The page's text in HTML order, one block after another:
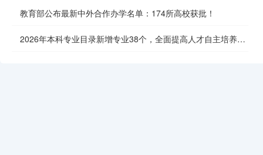
教育部公布最新中外合作办学名单：174所高校获批！
2026年本科专业目录新增专业38个，全面提高人才自主培养质